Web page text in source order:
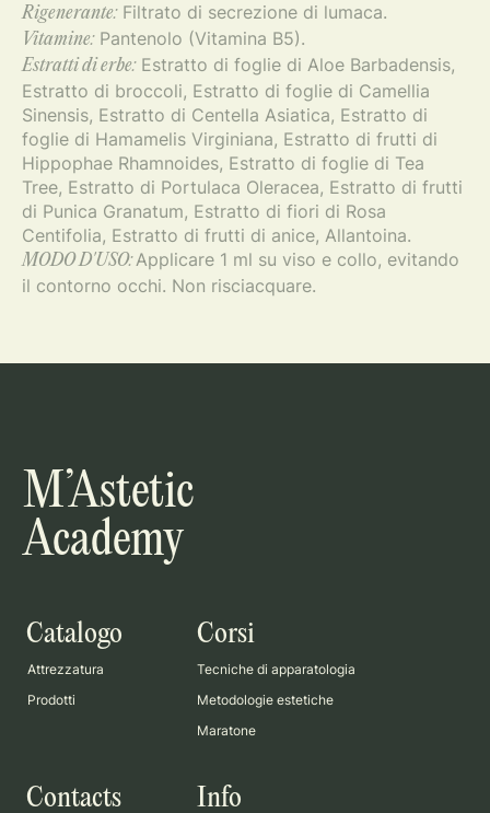
Rigenerante:Filtrato di secrezione di lumaca.
Vitamine:Pantenolo (Vitamina B5).
Estratti di erbe:Estratto di foglie di Aloe Barbadensis,
Estratto di broccoli, Estratto di foglie di Camellia
Sinensis, Estratto di Centella Asiatica, Estratto di
foglie di Hamamelis Virginiana, Estratto di frutti di
Hippophae Rhamnoides, Estratto di foglie di Tea
Tree, Estratto di Portulaca Oleracea, Estratto di frutti
di Punica Granatum, Estratto di fiori di Rosa
Centifolia, Estratto di frutti di anice, Allantoina.
MODO D'USO:Applicare 1 ml su viso e collo, evitando
il contorno occhi. Non risciacquare.
M’Astetic
Academy
Catalogo
Info
Contacts
Corsi
Attrezzatura Tecniche di apparatologia
Maratone
Prodotti Metodologie estetiche